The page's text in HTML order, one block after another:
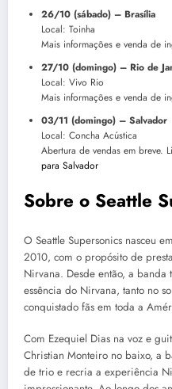
26/10 (sábado) – Brasília
Local: Toinha
Mais informações e venda de
27/10 (domingo) – Rio de
Local: Vivo Rio
Mais informações e venda de
03/11 (domingo) – Salvador
Local: Concha Acústica
Abertura de vendas em breve.
para Salvador
Sobre o Seattle
O Seattle Supersonics nasceu
2010, com o propósito de
Nirvana. Desde então, a
essência do Nirvana, tanto no
conquistado fãs em toda a
Com Ezequiel Dias na voz e
Christian Monteiro no baixo, a
de trio e recria a experiência